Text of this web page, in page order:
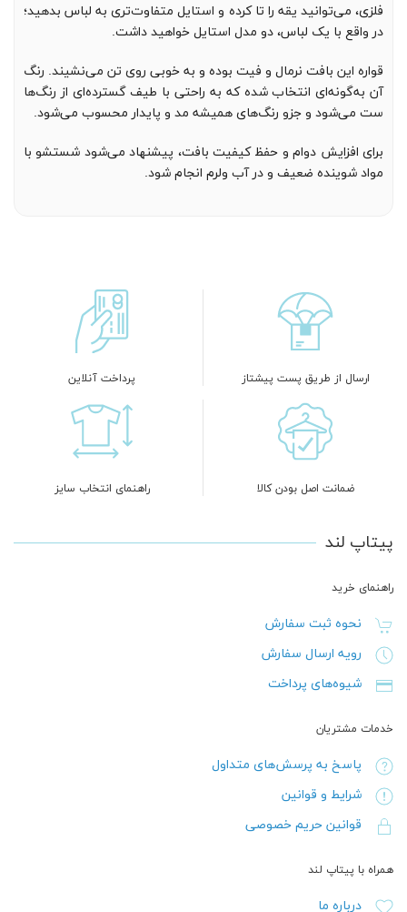
فلزی، می‌توانید یقه را تا کرده و استایل متفاوت‌تری به لباس بدهید؛
در واقع با یک لباس، دو مدل استایل خواهید داشت.
قواره این بافت نرمال و فیت بوده و به خوبی روی تن می‌نشیند. رنگ
آن به‌گونه‌ای انتخاب شده که به راحتی با طیف گسترده‌ای از رنگ‌ها
ست می‌شود و جزو رنگ‌های همیشه مد و پایدار محسوب می‌شود.
برای افزایش دوام و حفظ کیفیت بافت، پیشنهاد می‌شود شستشو با
مواد شوینده ضعیف و در آب ولرم انجام شود.
ارسال از طریق پست پیشتاز پرداخت آنلاین
ضمانت اصل بودن کالا راهنمای انتخاب سایز
پیتاپ لند
راهنمای خرید
نحوه ثبت سفارش
رویه ارسال سفارش
شیوه‌های پرداخت
خدمات مشتریان
پاسخ به پرسش‌های متداول
شرایط و قوانین
قوانین حریم خصوصی
همراه با پیتاپ لند
درباره ما